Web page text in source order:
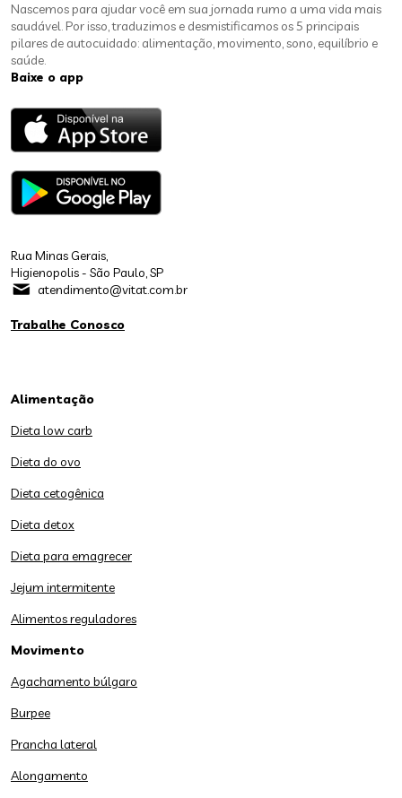
Nascemos para ajudar você em sua jornada rumo a uma vida mais
saudável. Por isso, traduzimos e desmistificamos os 5 principais
pilares de autocuidado: alimentação, movimento, sono, equilíbrio e
saúde.
Baixe o app
Rua Minas Gerais,
Higienopolis - São Paulo, SP
atendimento@vitat.com.br
Trabalhe Conosco
Alimentação
Dieta low carb
Dieta do ovo
Dieta cetogênica
Dieta detox
Dieta para emagrecer
Jejum intermitente
Alimentos reguladores
Movimento
Agachamento búlgaro
Burpee
Prancha lateral
Alongamento